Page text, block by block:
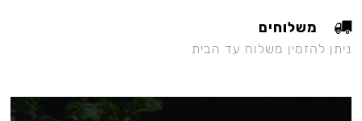
משלוחים
ניתן להזמין משלוח עד הבית